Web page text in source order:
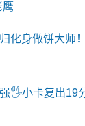
鹰
化身做饼大师
🖐️小卡复出19